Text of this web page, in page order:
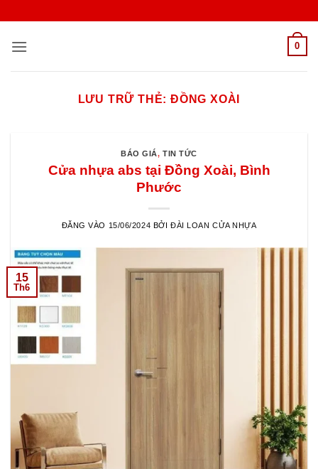
nội
0
LƯU TRỮ THẺ:ĐỒNG XOÀI
BÁO GIÁ,TIN TỨC
Cửa nhựa abs tại Đồng Xoài, Bình
Phước
ĐĂNG VÀO 15/06/2024 BỞI ĐÀI LOAN CỬA NHỰA
15
Th6